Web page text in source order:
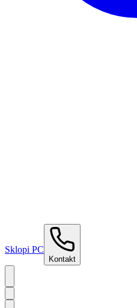
Sklopi PC
Kontakt